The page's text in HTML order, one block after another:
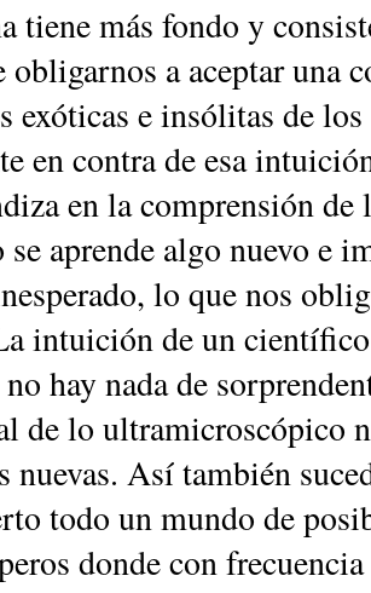
tiene más fondo y
a aceptar una
exóticas e insólitas de
en contra de esa
en la comprensión de
se aprende algo nuevo e
lo que nos
intuición de un científico
hay nada de
de lo ultramicroscópico
nue­­vas. Así también
todo un mundo de
donde con